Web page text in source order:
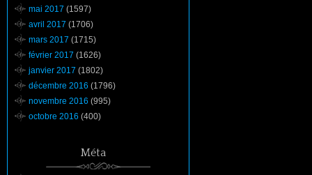
mai 2017 (1597)
avril 2017 (1706)
mars 2017 (1715)
février 2017 (1626)
janvier 2017 (1802)
décembre 2016 (1796)
novembre 2016 (995)
octobre 2016 (400)
Méta